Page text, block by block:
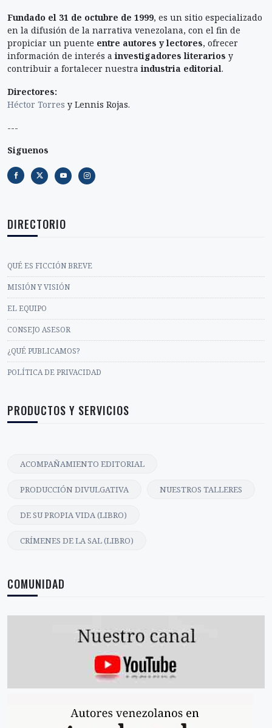
Fundado el 31 de octubre de 1999, es un sitio especializado
en la difusión de la narrativa venezolana, con el fin de
propiciar un puente entre autores y lectores, ofrecer
información de interés ainvestigadores literarios y
contribuir a fortalecer nuestraindustria editorial.
Directores:
Héctor Torres y Lennis Rojas.
---
Siguenos
DIRECTORIO
QUÉ ES FICCIÓN BREVE
MISIÓN Y VISIÓN
EL EQUIPO
CONSEJO ASESOR
¿QUÉ PUBLICAMOS?
POLÍTICA DE PRIVACIDAD
PRODUCTOS Y SERVICIOS
ACOMPAÑAMIENTO EDITORIAL
PRODUCCIÓN DIVULGATIVA NUESTROS TALLERES
DE SU PROPIA VIDA (LIBRO)
CRÍMENES DE LA SAL (LIBRO)
COMUNIDAD